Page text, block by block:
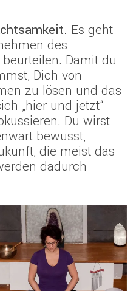
Es geht
des
Damit du
Dich von
zu lösen und das
„hier und jetzt“
Du wirst
bewusst,
die meist das
dadurch